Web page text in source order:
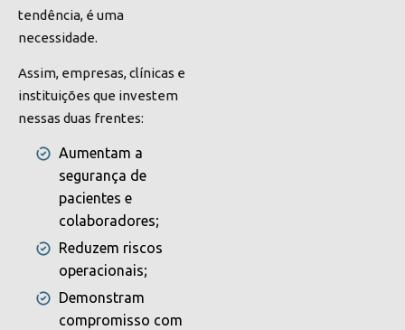
tendência, é uma
necessidade.
Assim, empresas, clínicas e
instituições que investem
nessas duas frentes:
Aumentam a
segurança de
pacientes e
colaboradores;
Reduzem riscos
operacionais;
Demonstram
compromisso com